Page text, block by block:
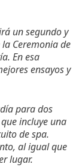
un segundo y
Ceremonia de
En esa
ensayos y
para dos
incluye una
de spa.
al igual que
lugar.